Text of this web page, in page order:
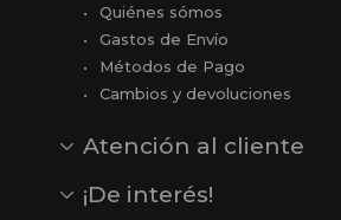
Quiénes sómos
Gastos de Envío
Métodos de Pago
Cambios y devoluciones
Atención al cliente
Opiniones
Reseñas en Google
¡De interés!